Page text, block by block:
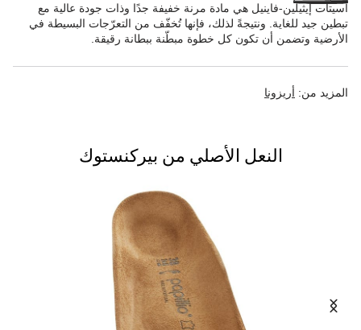
أسيتات إيثيلين-فاينيل هي مادة مرنة خفيفة جدًا وذات جودة عالية مع
تبطين جيد للغاية. ونتيجةً لذلك، فإنها تُخفّف من التعرّجات البسيطة في
الأرضية وتضمن أن تكون كل خطوة مبطّنة ببطانة رقيقة.
المزيد من: أريزونا
النعل الأصلي من بيركنستوك